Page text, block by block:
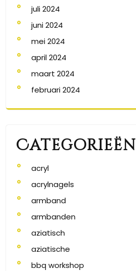
juli 2024
juni 2024
mei 2024
april 2024
maart 2024
februari 2024
Categorieën
acryl
acrylnagels
armband
armbanden
aziatisch
aziatische
bbq workshop